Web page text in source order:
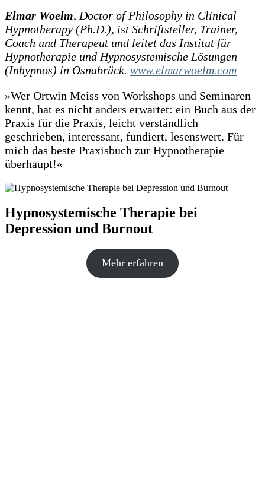
Elmar Woelm, Doctor of Philosophy in Clinical
Hypnotherapy (Ph.D.), ist Schriftsteller, Trainer,
Coach und Therapeut und leitet das Institut für
Hypnotherapie und Hypnosystemische Lösungen
(Inhypnos) in Osnabrück. www.elmarwoelm.com
»Wer Ortwin Meiss von Workshops und Seminaren
kennt, hat es nicht anders erwartet: ein Buch aus der
Praxis für die Praxis, leicht verständlich
geschrieben, interessant, fundiert, lesenswert. Für
mich das beste Praxisbuch zur Hypnotherapie
überhaupt!«
Hypnosystemische Therapie bei
Depression und Burnout
Mehr erfahren